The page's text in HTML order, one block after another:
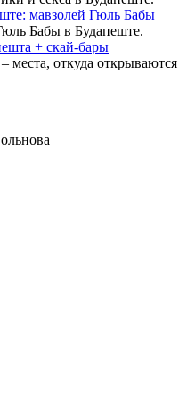
мавзолей Гюль Бабы
Бабы в Будапеште.
+ скай-бары
откуда открываются